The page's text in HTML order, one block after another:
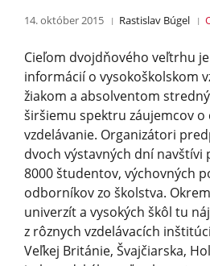
14. október 2015 Rastislav Búgel
Cieľom dvojdňového veľtrhu
informácií o vysokoškolskom
žiakom a absolventom
širšiemu spektru záujemcov o
vzdelávanie. Organizátori
dvoch výstavných dní navštívi
8000 študentov, výchovných
odborníkov zo školstva.
univerzít a vysokých škôl tu
z rôznych vzdelávacích
Veľkej Británie, Švajčiarska,